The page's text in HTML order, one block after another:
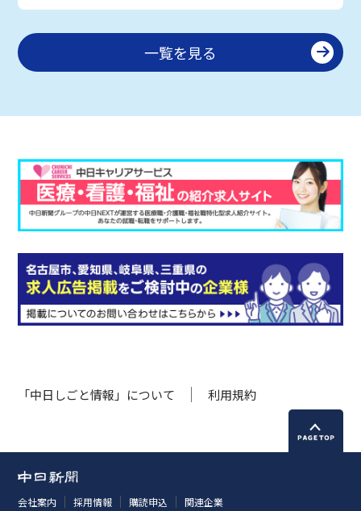
一覧を見る
「中日しごと情報」について 利用規約
会社案内 採用情報 購読申込 関連企業